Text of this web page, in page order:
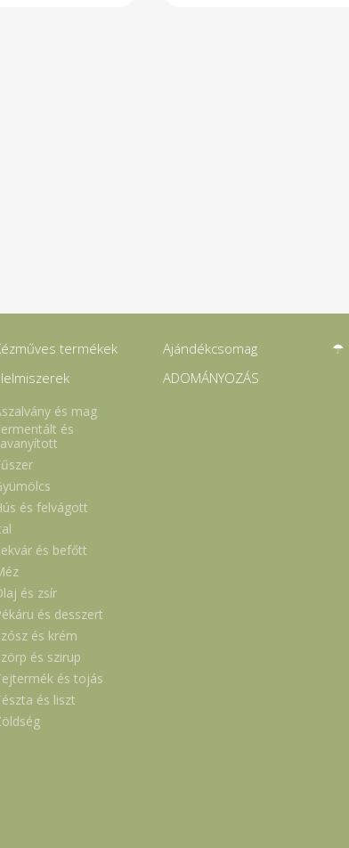
termékek
és mag
és
és felvágott
és befőtt
és zsír
és desszert
és krém
és szirup
és tojás
és liszt
Ajándékcsomag
ADOMÁNYOZÁS
☂